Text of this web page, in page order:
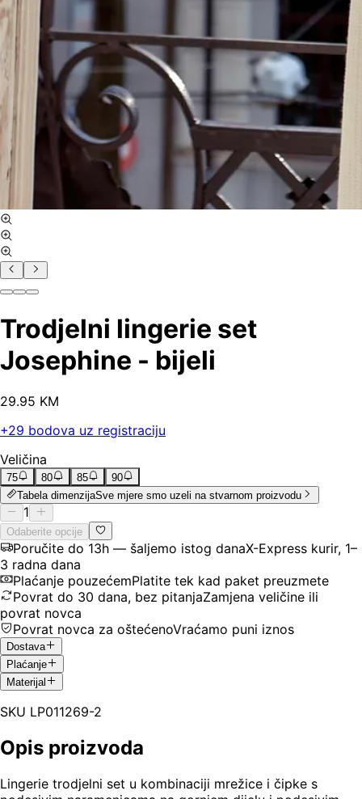
Trodjelni lingerie set
Josephine - bijeli
29.95 KM
+29 bodova uz registraciju
Veličina
75 80 85
90
Tabela dimenzijaSve mjere smo uzeli na stvarnom proizvodu
1
Odaberite opcije
Poručite do 13h — šaljemo istog danaX-Express kurir, 1–
3 radna dana
Plaćanje pouzećemPlatite tek kad paket preuzmete
Povrat do 30 dana, bez pitanjaZamjena veličine ili
povrat novca
Povrat novca za oštećenoVraćamo puni iznos
Dostava
Plaćanje
Materijal
SKU LP011269-2
Opis proizvoda
Lingerie trodjelni set u kombinaciji mrežice i čipke s